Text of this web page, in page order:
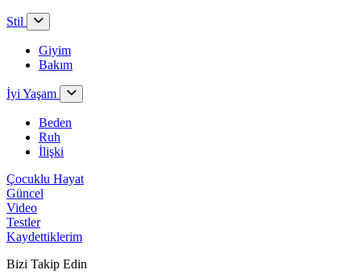
Stil
Giyim
Bakım
İyi Yaşam
Beden
Ruh
İlişki
Çocuklu Hayat
Güncel
Video
Testler
Kaydettiklerim
Bizi Takip Edin